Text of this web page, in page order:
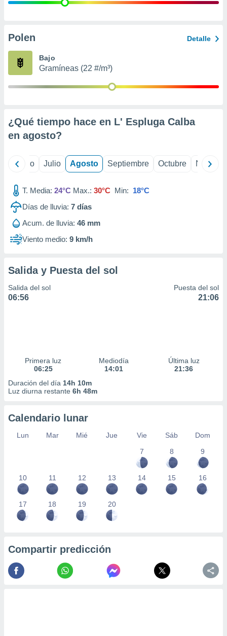
publicidad
de
Polen Detalle
Bajo
Gramíneas (22 #/m³)
¿Qué tiempo hace en L' Espluga Calba
en agosto?
Junio Julio Agosto Septiembre Octubre
T. Media: 24°C Max.: 30°C Min: 18°C
Días de lluvia: 7 días
Acum. de lluvia: 46 mm
Viento medio: 9 km/h
Salida y Puesta del sol
Salida del sol
06:56
Puesta del sol
21:06
Primera luz
06:25
Mediodía
14:01
Última luz
21:36
Duración del día 14h 10m
Luz diurna restante 6h 48m
Calendario lunar
Lun Mar Mié Jue Vie Sáb
Dom
7
8 9
10 11 12 13 14 15 16
17 18 19 20
Compartir predicción